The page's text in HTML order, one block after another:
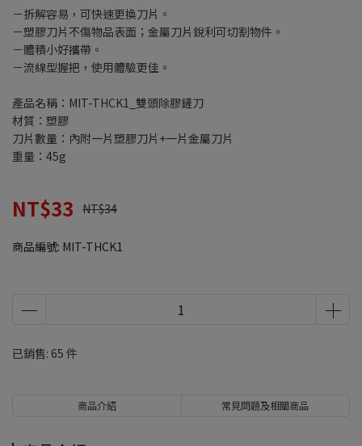
－拆解容易，可快速更換刀片。
－塑膠刀片不傷物品表面；金屬刀片銳利可切割物件。
－體積小好攜帶。
－流線型握把，使用體驗更佳。
產品名稱：MIT-THCK1_雙頭除膠鏟刀
材質：塑膠
刀片數量：內附一片塑膠刀片+一片金屬刀片
重量：45g
NT$33 NT$34
商品編號: MIT-THCK1
已銷售: 65 件
商品介紹 常見問題及相關商品